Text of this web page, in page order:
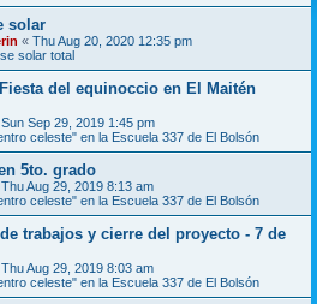
solar
« Thu Aug 20, 2020 12:35 pm
solar total
del equinoccio en El Maitén
Sun Sep 29, 2019 1:45 pm
celeste" en la Escuela 337 de El Bolsón
5to. grado
Thu Aug 29, 2019 8:13 am
celeste" en la Escuela 337 de El Bolsón
trabajos y cierre del proyecto - 7 de
Thu Aug 29, 2019 8:03 am
celeste" en la Escuela 337 de El Bolsón